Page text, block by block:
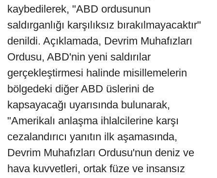
kaybedilerek, "ABD ordusunun
saldırganlığı karşılıksız bırakılmayacaktır"
denildi. Açıklamada, Devrim Muhafızları
Ordusu, ABD'nin yeni saldırılar
gerçekleştirmesi halinde misillemelerin
bölgedeki diğer ABD üslerini de
kapsayacağı uyarısında bulunarak,
"Amerikalı anlaşma ihlalcilerine karşı
cezalandırıcı yanıtın ilk aşamasında,
Devrim Muhafızları Ordusu'nun deniz ve
hava kuvvetleri, ortak füze ve insansız